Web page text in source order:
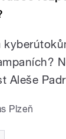
Aleše
Plzeň